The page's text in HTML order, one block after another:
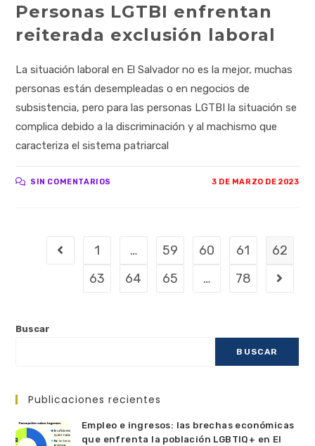
Personas LGTBI enfrentan
reiterada exclusión laboral
La situación laboral en El Salvador no es la mejor, muchas
personas están desempleadas o en negocios de
subsistencia, pero para las personas LGTBI la situación se
complica debido a la discriminación y al machismo que
caracteriza el sistema patriarcal
SIN COMENTARIOS 3 DE MARZO DE 2023
1 … 59 60 61
62
63
64 65 … 78
Buscar
BUSCAR
Publicaciones recientes
Empleo e ingresos: las brechas económicas
que enfrenta la población LGBTIQ+ en El